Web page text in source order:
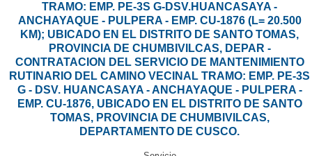
TRAMO: EMP. PE-3S G-DSV.HUANCASAYA -
ANCHAYAQUE - PULPERA - EMP. CU-1876 (L= 20.500
KM); UBICADO EN EL DISTRITO DE SANTO TOMAS,
PROVINCIA DE CHUMBIVILCAS, DEPAR -
CONTRATACION DEL SERVICIO DE MANTENIMIENTO
RUTINARIO DEL CAMINO VECINAL TRAMO: EMP. PE-3S
G - DSV. HUANCASAYA - ANCHAYAQUE - PULPERA -
EMP. CU-1876, UBICADO EN EL DISTRITO DE SANTO
TOMAS, PROVINCIA DE CHUMBIVILCAS,
DEPARTAMENTO DE CUSCO.